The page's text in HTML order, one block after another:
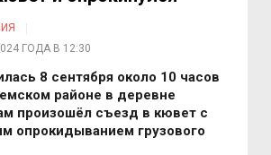
ГОДА В 12:30
8 сентября около 10 часов
районе в деревне
произошёл съезд в кювет с
опрокидыванием грузового